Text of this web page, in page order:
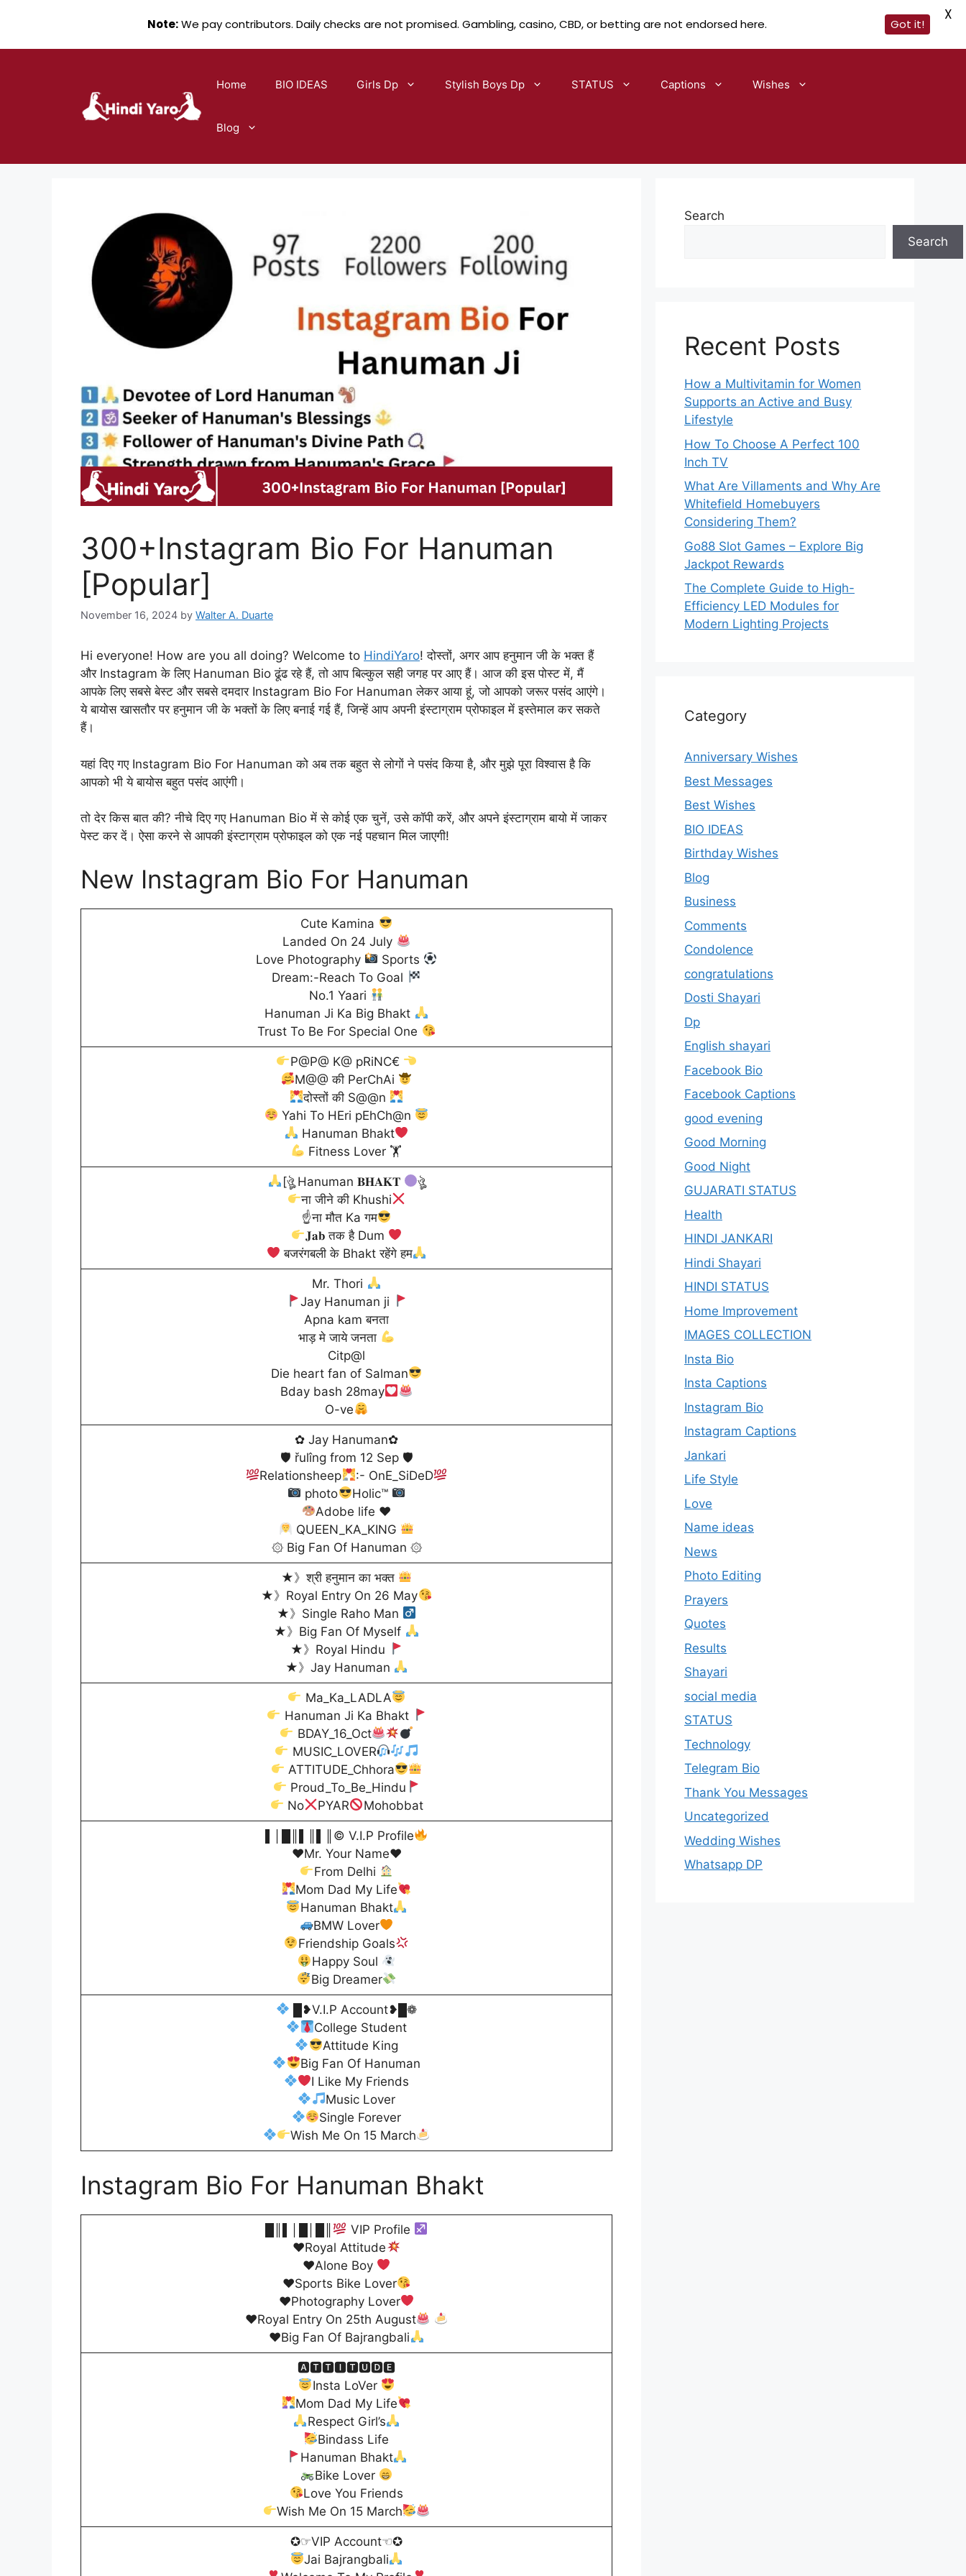
Home BIO IDEAS Girls Dp Stylish Boys Dp STATUS Captions Wishes
Blog
300+Instagram Bio For Hanuman
[Popular]
November 16, 2024 by Walter A. Duarte
Hi everyone! How are you all doing? Welcome to HindiYaro! दोस्तों, अगर आप हनुमान जी के भक्त हैं
और Instagram के लिए Hanuman Bio ढूंढ रहे हैं, तो आप बिल्कुल सही जगह पर आए हैं। आज की इस पोस्ट में, मैं
आपके लिए सबसे बेस्ट और सबसे दमदार Instagram Bio For Hanuman लेकर आया हूं, जो आपको जरूर पसंद आएंगे।
ये बायोस खासतौर पर हनुमान जी के भक्तों के लिए बनाई गई हैं, जिन्हें आप अपनी इंस्टाग्राम प्रोफाइल में इस्तेमाल कर सकते
हैं।
यहां दिए गए Instagram Bio For Hanuman को अब तक बहुत से लोगों ने पसंद किया है, और मुझे पूरा विश्वास है कि
आपको भी ये बायोस बहुत पसंद आएंगी।
तो देर किस बात की? नीचे दिए गए Hanuman Bio में से कोई एक चुनें, उसे कॉपी करें, और अपने इंस्टाग्राम बायो में जाकर
पेस्ट कर दें। ऐसा करने से आपकी इंस्टाग्राम प्रोफाइल को एक नई पहचान मिल जाएगी!
New Instagram Bio For Hanuman
Cute Kamina
Landed On 24 July
Love Photography
Sports
Dream:-Reach To Goal
No.1 Yaari
Hanuman Ji Ka Big Bhakt
Trust To Be For Special One
P@P@ K@ pRiNC€
M@@ की PerChAi
दोस्तों की S@@n
Yahi To HEri pEhCh@n
Hanuman Bhakt
Fitness Lover 🏋
[ঔৣ Hanuman 𝐁𝐇𝐀𝐊𝐓
ঔৣ
ना जीने की Khushi
☝ना मौत Ka गम
𝐉𝐚𝐛 तक है Dum
बजरंगबली के Bhakt रहेंगे हम
Mr. Thori
Jay Hanuman ji
Apna kam बनता
भाड़ मे जाये जनता
Citp@l
Die heart fan of Salman
Bday bash 28may
O-ve
✿ Jay Hanuman✿
🛡 řulîng from 12 Sep 🛡
Relationsheep
:- OnE_SiDeD
photo
Holic™
Adobe life ♥
QUEEN_KA_KING
۞ Big Fan Of Hanuman ۞
★》श्री हनुमान का भक्त
★》Royal Entry On 26 May
★》Single Raho Man
★》Big Fan Of Myself
★》Royal Hindu
★》Jay Hanuman
Ma_Ka_LADLA
Hanuman Ji Ka Bhakt
BDAY_16_Oct
MUSIC_LOVER
ATTITUDE_Chhora
Proud_To_Be_Hindu
No
PYAR Mohobbat
▌│█║▌║▌║© V.I.P Profile
♥️Mr. Your Name♥️
From Delhi
Mom Dad My Life
Hanuman Bhakt
BMW Lover
Friendship Goals
Happy Soul
Big Dreamer
█❥︎V.I.P Account❥︎█❁
College Student
Attitude King
Big Fan Of Hanuman
I Like My Friends
Music Lover
Single Forever
Wish Me On 15 March
Instagram Bio For Hanuman Bhakt
VIP Profile
♥️Royal Attitude
♥️Alone Boy
♥️Sports Bike Lover
♥️Photography Lover
♥️Royal Entry On 25th August
♥️Big Fan Of Bajrangbali
🅰🆃🆃🅸🆃🆄🅳🅴
Insta LoVer
Mom Dad My Life
Respect Girl’s
Bindass Life
Hanuman Bhakt
Bike Lover
Love You Friends
Wish Me On 15 March
✪☞VIP Account☜✪
Jai Bajrangbali
Search
Search
Recent Posts
How a Multivitamin for Women
Supports an Active and Busy
Lifestyle
How To Choose A Perfect 100
Inch TV
What Are Villaments and Why Are
Whitefield Homebuyers
Considering Them?
Go88 Slot Games – Explore Big
Jackpot Rewards
The Complete Guide to High-
Efficiency LED Modules for
Modern Lighting Projects
Category
Anniversary Wishes
Best Messages
Best Wishes
BIO IDEAS
Birthday Wishes
Blog
Business
Comments
Condolence
congratulations
Dosti Shayari
Dp
English shayari
Facebook Bio
Facebook Captions
good evening
Good Morning
Good Night
GUJARATI STATUS
Health
HINDI JANKARI
Hindi Shayari
HINDI STATUS
Home Improvement
IMAGES COLLECTION
Insta Bio
Insta Captions
Instagram Bio
Instagram Captions
Jankari
Life Style
Love
Name ideas
News
Photo Editing
Prayers
Quotes
Results
Shayari
social media
STATUS
Technology
Telegram Bio
Thank You Messages
Uncategorized
Wedding Wishes
Whatsapp DP
Note:We pay contributors. Daily checks are not promised. Gambling, casino, CBD, or betting are not endorsed here. Got it!
X